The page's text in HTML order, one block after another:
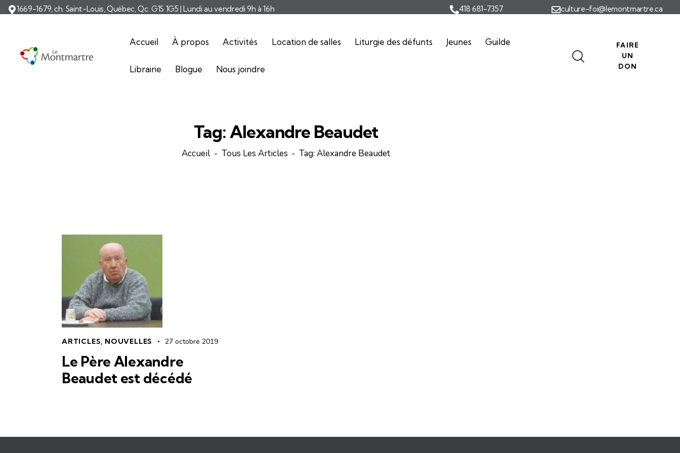
1669-1679, ch. Saint-Louis, Québec, Qc. G1S 1G5 | Lundi au vendredi 9h à 16h 418 681-7357 culture-foi@lemontmartre.ca
Accueil À propos Activités Location de salles Liturgie des défunts Jeunes Guilde
Librairie Blogue Nous joindre
FAIRE
UN
DON
Tag: Alexandre Beaudet
Accueil Tous Les Articles Tag: Alexandre Beaudet
ARTICLES, NOUVELLES 27 octobre 2019
Le Père Alexandre
Beaudet est décédé